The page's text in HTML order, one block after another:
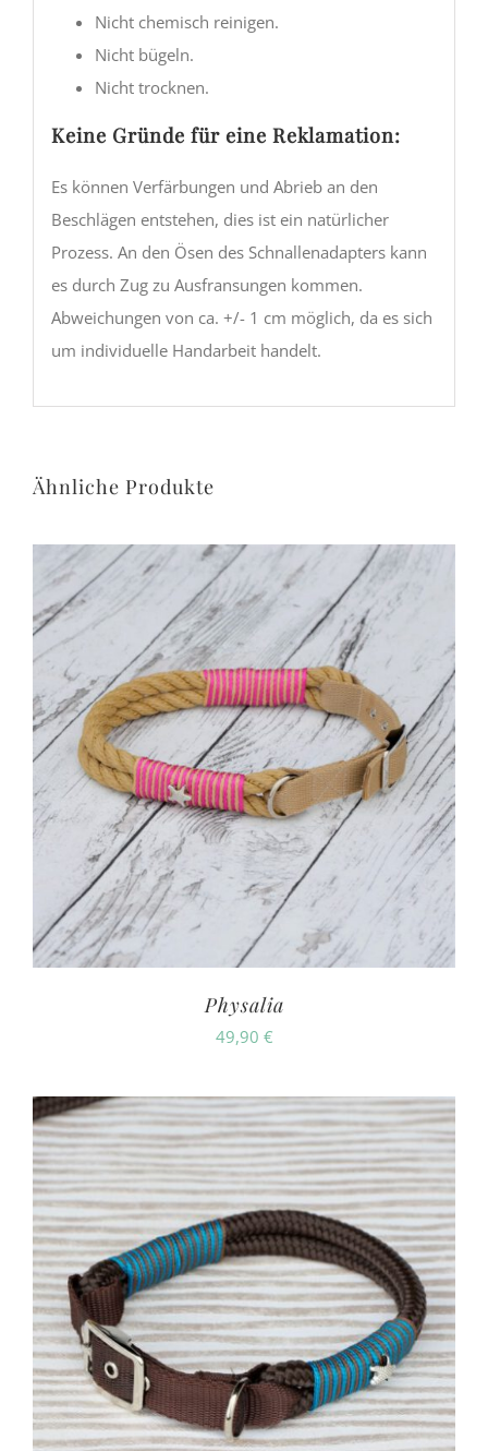
Nicht chemisch reinigen.
Nicht bügeln.
Nicht trocknen.
Keine Gründe für eine Reklamation:
Es können Verfärbungen und Abrieb an den
Beschlägen entstehen, dies ist ein natürlicher
Prozess. An den Ösen des Schnallenadapters kann
es durch Zug zu Ausfransungen kommen.
Abweichungen von ca. +/- 1 cm möglich, da es sich
um individuelle Handarbeit handelt.
Ähnliche Produkte
Physalia
49,90 €